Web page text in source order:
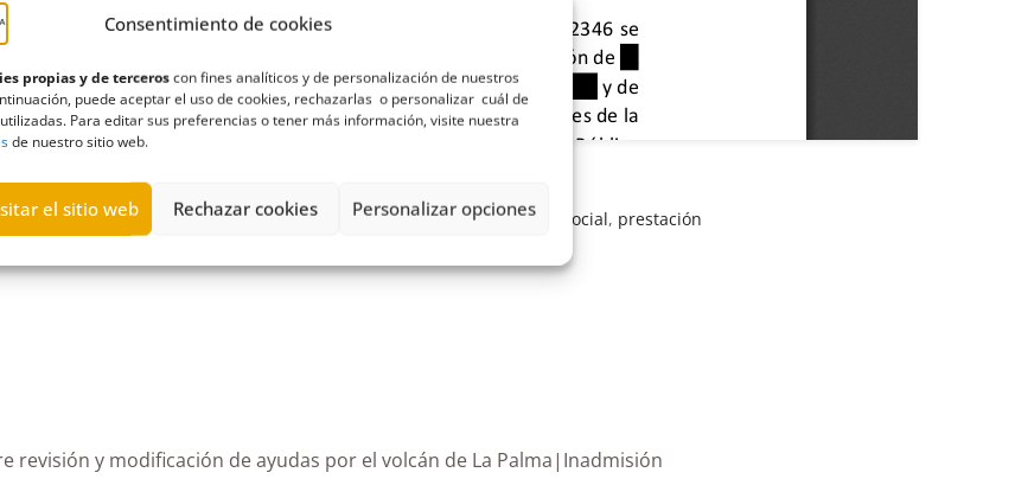
Consentimiento de cookies
propias y de terceroscon fines analíticos y de personalización de nuestros
puede aceptar el uso de cookies, rechazarlas o personalizar cuál de
Para editar sus preferencias o tener más información, visite nuestra
de nuestro sitio web.
el sitio web Rechazar cookies Personalizar opciones
,domicilio Estimatoria ,IMAS,Instituto Municipal de Atención Social, prestación
revisión y modificación de ayudas por el volcán de La Palma|Inadmisión